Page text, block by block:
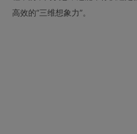
高效的“三维想象力”。